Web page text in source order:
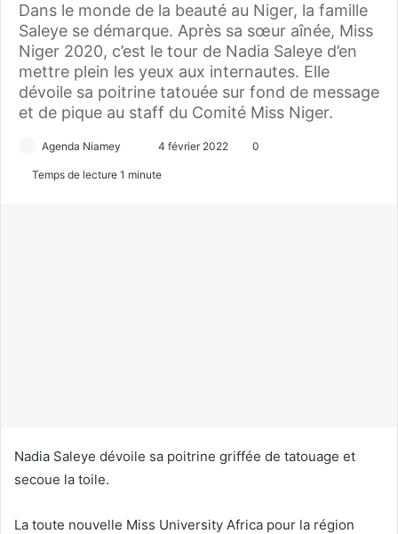
Dans le monde de la beauté au Niger, la famille
Saleye se démarque. Après sa sœur aînée, Miss
Niger 2020, c’est le tour de Nadia Saleye d’en
mettre plein les yeux aux internautes. Elle
dévoile sa poitrine tatouée sur fond de message
et de pique au staff du Comité Miss Niger.
Agenda Niamey
n
4 février 2022 0
Temps de lecture 1 minute
Nadia Saleye dévoile sa poitrine griffée de tatouage et
secoue la toile.
La toute nouvelle Miss University Africa pour la région